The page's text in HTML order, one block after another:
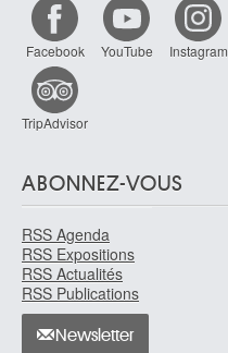
Facebook YouTube Instagram
TripAdvisor
ABONNEZ-VOUS
RSS Agenda
RSS Expositions
RSS Actualités
RSS Publications
Newsletter